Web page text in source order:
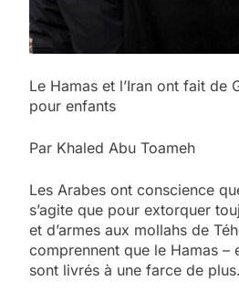
Le Hamas et l’Iran ont fait de
pour enfants
Par Khaled Abu Toameh
Les Arabes ont conscience
s’agite que pour extorquer
et d’armes aux mollahs de
comprennent que le Hamas –
sont livrés à une farce de plus.